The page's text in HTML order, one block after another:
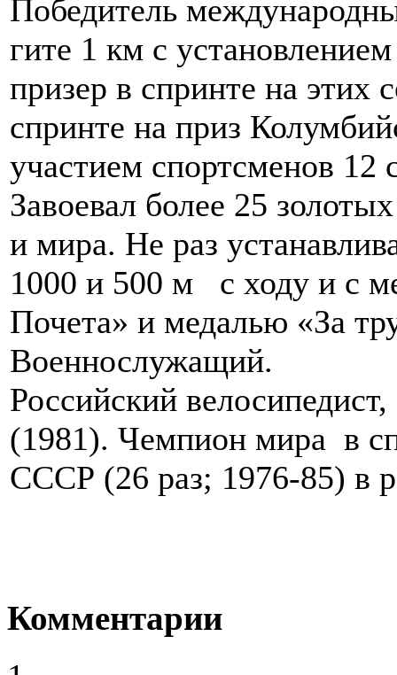
Победитель
гите 1 км с
призер в спринте на этих
спринте на приз
участием спортсменов
Завоевал более 25
и мира. Не раз
1000 и 500 м с ходу и с
Почета» и медалью «За
Военнослужащий.
Российский
(1981). Чемпион мира в
СССР (26 раз; 1976-85) в
Комментарии